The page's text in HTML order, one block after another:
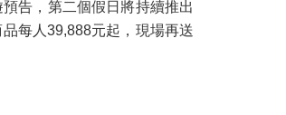
告，第二個假日將持續推出
每人39,888元起，現場再送